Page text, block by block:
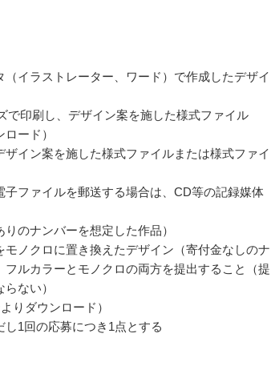
イラストレーター、ワード）で作成したデザイ
印刷し、デザイン案を施した様式ファイル
ード）
イン案を施した様式ファイルまたは様式ファイ
ファイルを郵送する場合は、CD等の記録媒体
のナンバーを想定した作品）
ノクロに置き換えたデザイン（寄付金なしのナ
フルカラーとモノクロの両方を提出すること（提
ない）
りダウンロード）
1回の応募につき1点とする